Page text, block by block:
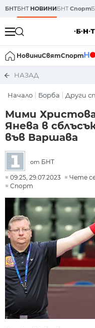
БНТБНТ НОВИНИБНТСпорт
НовиниСвятСпорт
НАЗАД
Начало Борба Други
Мими
Янева в
във Варшава
от БНТ
09:25, 29.07.2023
Чете
Спорт